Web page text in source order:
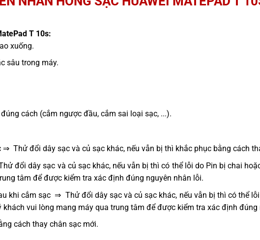
T 10s:
xuống.
sâu trong máy.
cách (cắm ngược đầu, cắm sai loại sạc, ...).
⇒ Thử đổi dây sạc và củ sạc khác, nếu vẫn bị thì khắc phục bằng cách
đổi dây sạc và củ sạc khác, nếu vẫn bị thì có thể lỗi do Pin bị chai
tâm để được kiểm tra xác định đúng nguyên nhân lỗi.
khi cắm sạc ⇒ Thử đổi dây sạc và củ sạc khác, nếu vẫn bị thì có thể
khách vui lòng mang máy qua trung tâm để được kiểm tra xác định đúng
cách thay chân sạc mới.